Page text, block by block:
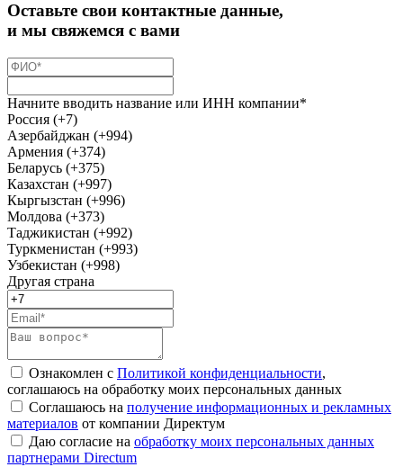
Оставьте свои контактные данные,
и мы свяжемся с вами
Начните вводить название или ИНН компании*
Россия (+7)
Азербайджан (+994)
Армения (+374)
Беларусь (+375)
Казахстан (+997)
Кыргызстан (+996)
Молдова (+373)
Таджикистан (+992)
Туркменистан (+993)
Узбекистан (+998)
Другая страна
Ознакомлен с Политикой конфиденциальности,
соглашаюсь на обработку моих персональных данных
Соглашаюсь на получение информационных и рекламных
материалов от компании Директум
Даю согласие на обработку моих персональных данных
партнерами Directum